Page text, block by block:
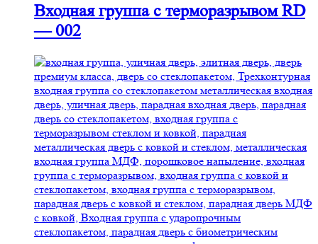
Входная группа с терморазрывом RD
— 002